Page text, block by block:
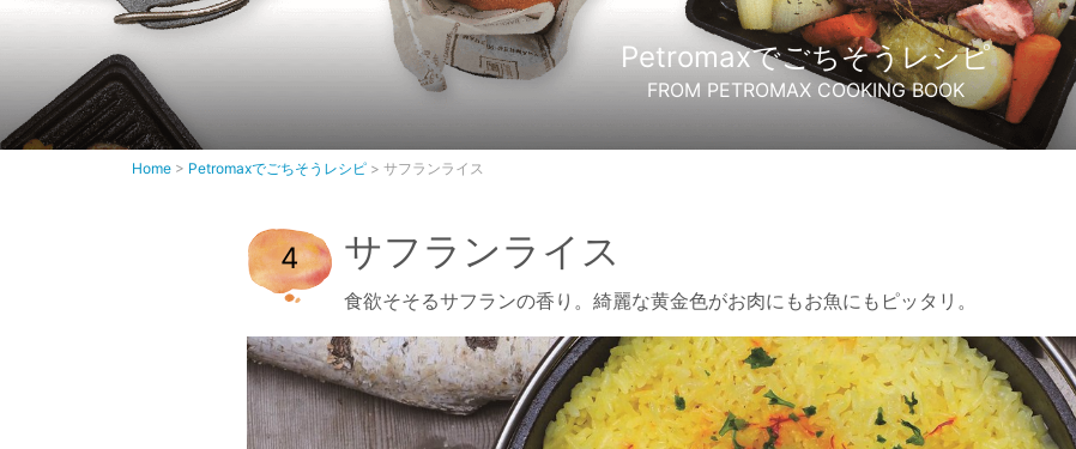
Petromaxでごちそうレシピ
FROM PETROMAX COOKING BOOK
Home > Petromaxでごちそうレシピ > サフランライス
4 サフランライス
食欲そそるサフランの香り。綺麗な黄金色がお肉にもお魚にもピッタリ。